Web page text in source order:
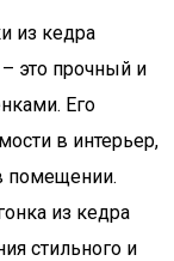
из кедра
– это прочный и
Его
в интерьер,
помещении.
из кедра
стильного и